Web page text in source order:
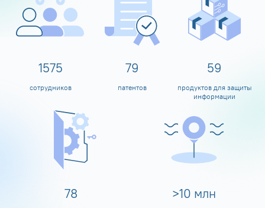
1600
сотрудников
80
патентов
60
продуктов для защиты
информации
80 >10 млн